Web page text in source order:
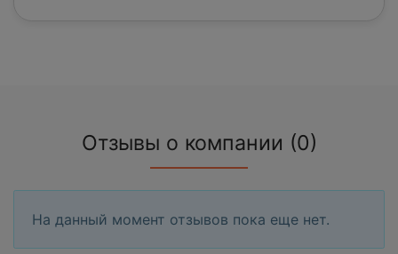
Отзывы о компании (0)
На данный момент отзывов пока еще нет.